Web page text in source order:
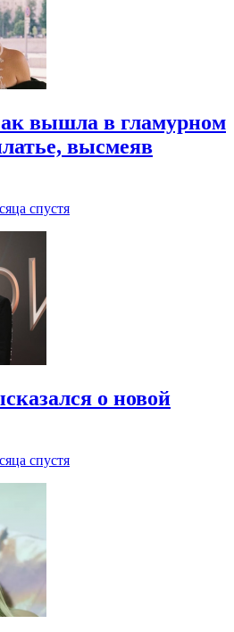
вышла в гламурном
высмеяв
спустя
о новой
спустя